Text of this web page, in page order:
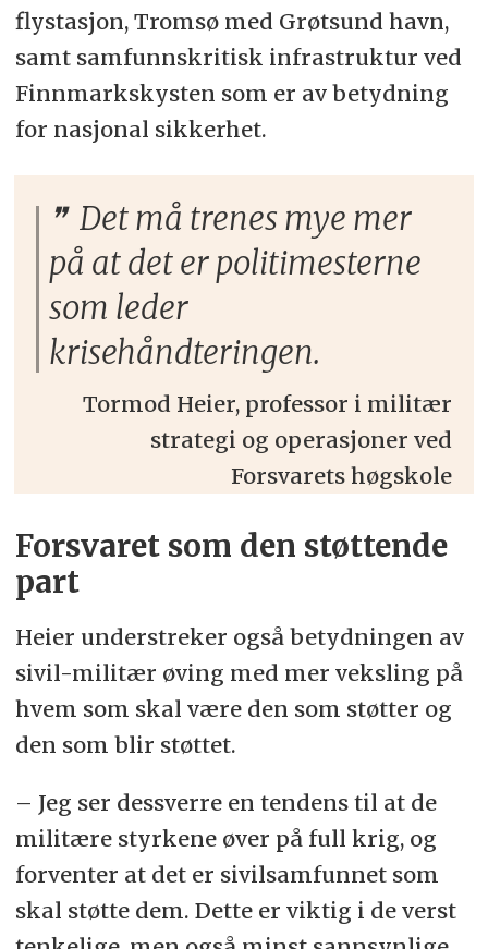
flystasjon, Tromsø med Grøtsund havn,
samt samfunnskritisk infrastruktur ved
Finnmarkskysten som er av betydning
for nasjonal sikkerhet.
Det må trenes mye mer
på at det er politimesterne
som leder
krisehåndteringen.
Tormod Heier, professor i militær
strategi og operasjoner ved
Forsvarets høgskole
Forsvaret som den støttende
part
Heier understreker også betydningen av
sivil-militær øving med mer veksling på
hvem som skal være den som støtter og
den som blir støttet.
– Jeg ser dessverre en tendens til at de
militære styrkene øver på full krig, og
forventer at det er sivilsamfunnet som
skal støtte dem. Dette er viktig i de verst